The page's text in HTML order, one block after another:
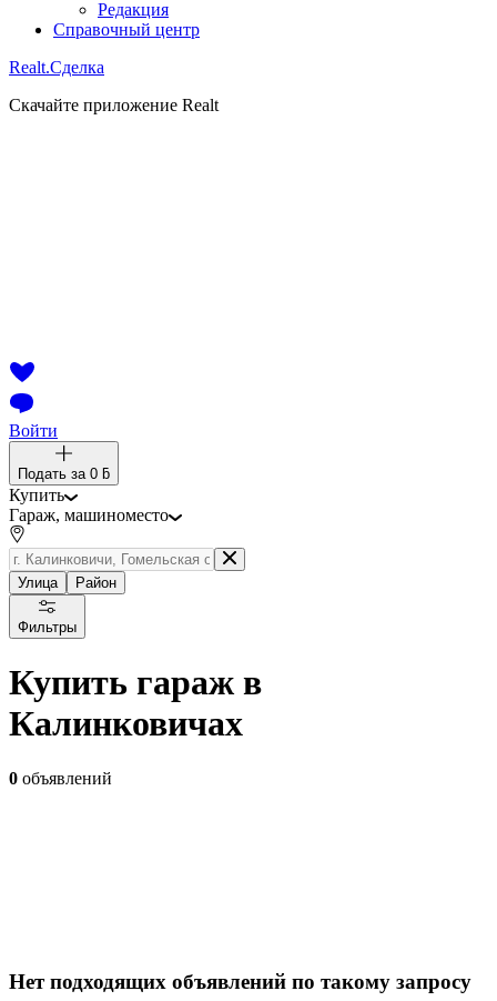
Редакция
Справочный центр
Realt.Сделка
Скачайте приложение Realt
Войти
Подать за 0 ƃ
Купить
Гараж, машиноместо
Улица Район
Фильтры
Купить гараж в
Калинковичах
0 объявлений
Нет подходящих объявлений по такому запросу